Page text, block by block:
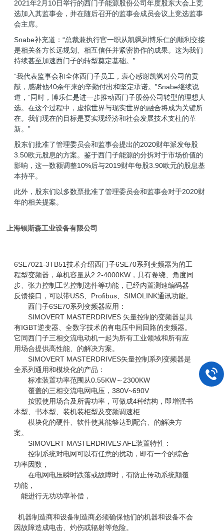
2021年2月10日举行的西门子能源股份公司年度股东大会上竞
选加入其监事会，并在随后召开的监事会成员会议上竞选监事
会主席。
Snabe补充道：“总裁兼执行官一职从凯飒到博乐仁的顺利交接
是相关各方长远规划、相互信任并紧密协作的成果。这为我们
持续甚至加速西门子的转型奠定基础。”
“我代表监事会和全体西门子员工，衷心感谢凯飒对公司的贡
献，感谢他40余年来的辛勤付出和坚定承诺。”Snabe继续说
道，“同时，博乐仁是进一步推动西门子股份公司转型的理想人
选。在这个过程中，虚拟世界与现实世界的融合将成为关键所
在。我们现在的目标是要实现经济和社会发展技术支柱的革
新。”
股东们批准了管理委员会和监事会提出的2020财年派发每股
3.50欧元股息的方案。鉴于西门子能源的分拆对于市场价值的
影响，这一数额调整10%后与2019财年每股3.90欧元的股息基
本持平。
此外，股东们以多数票批准了管理委员会和监事会对于2020财
年的相关提案。
上海钡斯森工业设备有限公司
6SE7021-3TB51技术介绍西门子6SE70系列变频器为的工
程型变频器，单机容量从2.2-4000KW，具有卷绕、角度同
步、张力控制工艺控制选件等功能，已经内置测速编码器
反馈接口，可以带USS、Profibus、SIMOLINK通讯功能。
西门子6SE70系列变频器应用：
SIMOVERT MASTERDRIVES 矢量控制的变频器是具
有IGBT逆变器、全数字技术的有电压中间回路的变频器。
它同西门子三相交流电动机一起为所有工业领域和所有应
用场合提供高性能、的解决方案。
SIMOVERT MASTERDRIVES矢量控制系列变频器是
全系列通用和模块化的产品：
标准装置功率范围从0.55KW～2300KW
覆盖的三相交流电网电压，380V~690V
按照使用场合及所需功率，可做成4种结构，即增强书
本型、书本型、装机装柜型及变频调速柜
模块化的硬件、软件使其能够达到配合、的解决方
案。
SIMOVERT MASTERDRIVES AFE装置特性：
控制系统对电网可以有任意的扰动，即有一个的综合
功率因数，
在电网电压瞬时跌落或故障时，有防止传动系统颠覆
功能，
能进行无功功率补偿，
机器制造商和设备制造商必须确保他们的机器和设备不会
因故障造成电击、灼伤或辐射等危险。